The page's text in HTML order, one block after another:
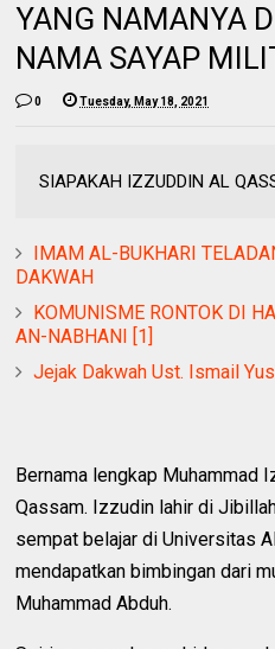
YANG NAMANYA
NAMA SAYAP
0 Tuesday, May 18, 2021
SIAPAKAH IZZUDDIN AL
IMAM AL-BUKHARI
DAKWAH
KOMUNISME RONTOK DI
AN-NABHANI [1]
Jejak Dakwah Ust. Ismail
Bernama lengkap Muhammad
Qassam. Izzudin lahir di
sempat belajar di Universitas
mendapatkan bimbingan dari
Muhammad Abduh.